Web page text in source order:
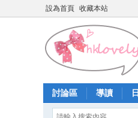
設為首頁 收藏本站
討論區 導讀